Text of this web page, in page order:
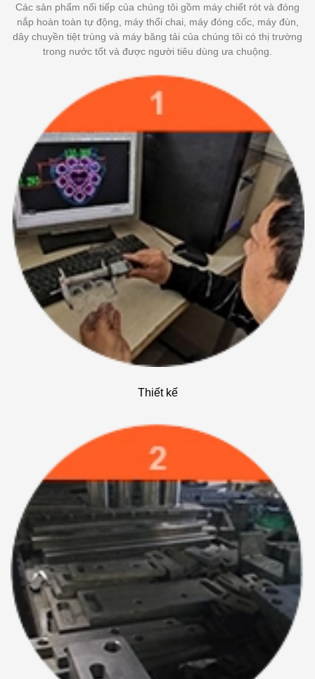
Các sản phẩm nối tiếp của chúng tôi gồm máy chiết rót và đóng
nắp hoàn toàn tự động, máy thổi chai, máy đóng cốc, máy đùn,
dây chuyền tiệt trùng và máy băng tải của chúng tôi có thị trường
trong nước tốt và được người tiêu dùng ưa chuộng.
Thiết kế